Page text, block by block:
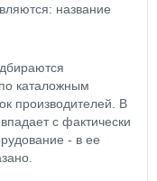
название
каталожным
производителей. В
с фактически
- в ее